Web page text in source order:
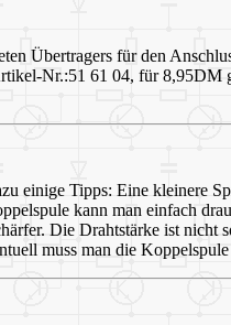
Übertragers für den
Nr.:51 61 04, für
einige Tipps: Eine kleinere
kann man einfach
Die Drahtstärke ist
muss man die